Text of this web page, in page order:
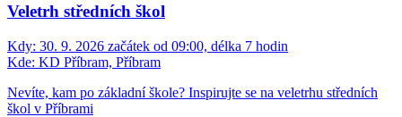
Veletrh středních škol
Kdy: 30. 9. 2026 začátek od 09:00, délka 7 hodin
Kde: KD Příbram, Příbram
Nevíte, kam po základní škole? Inspirujte se na veletrhu středních
škol v Příbrami